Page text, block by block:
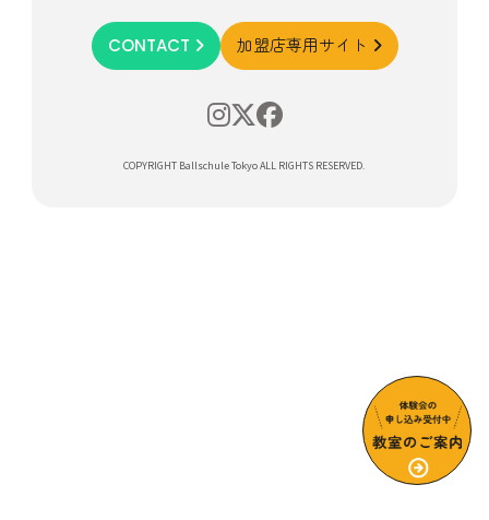
CONTACT 加盟店専用サイト
COPYRIGHT Ballschule Tokyo ALL RIGHTS RESERVED.